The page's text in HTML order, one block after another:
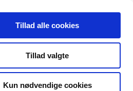
Tillad alle cookies
Tillad valgte
Kun nødvendige cookies